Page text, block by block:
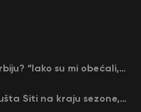
Zašto Rade Krunić ne igra za Srbiju? “Iako su mi obećali, niko me nije zvao…”
Kraj jedne ere – Gvardiola napušta Siti na kraju sezone, menja ga njegov nekadašnji rival